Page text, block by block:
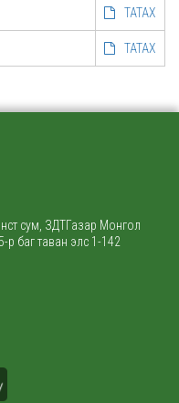
ТАТАХ
ТАТАХ
сум, ЗДТГазар Монгол
р баг таван элс 1-142